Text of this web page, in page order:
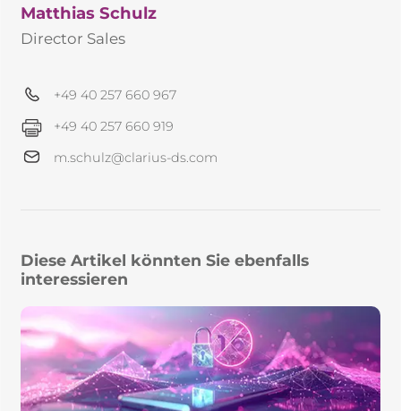
Matthias Schulz
Director Sales
+49 40 257 660 967
+49 40 257 660 919
m.schulz@clarius-ds.com
Diese Artikel könnten Sie ebenfalls
interessieren